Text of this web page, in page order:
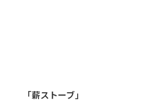
「薪ストーブ」